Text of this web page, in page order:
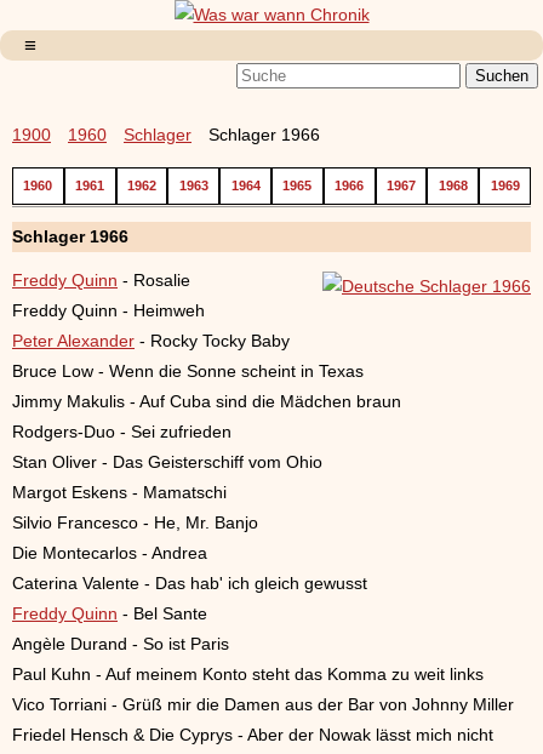
1900 1960 Schlager Schlager 1966
1960 1961 1962 1963 1964 1965 1966 1967 1968 1969
Schlager 1966
Freddy Quinn - Rosalie
Freddy Quinn - Heimweh
Peter Alexander - Rocky Tocky Baby
Bruce Low - Wenn die Sonne scheint in Texas
Jimmy Makulis - Auf Cuba sind die Mädchen braun
Rodgers-Duo - Sei zufrieden
Stan Oliver - Das Geisterschiff vom Ohio
Margot Eskens - Mamatschi
Silvio Francesco - He, Mr. Banjo
Die Montecarlos - Andrea
Caterina Valente - Das hab' ich gleich gewusst
Freddy Quinn - Bel Sante
Angèle Durand - So ist Paris
Paul Kuhn - Auf meinem Konto steht das Komma zu weit links
Vico Torriani - Grüß mir die Damen aus der Bar von Johnny Miller
Friedel Hensch & Die Cyprys - Aber der Nowak lässt mich nicht